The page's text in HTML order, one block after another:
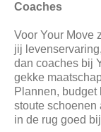
Coaches
Voor Your Move
jij
dan coaches bij
gekke
Plannen, budget
stoute schoenen
in de rug goed